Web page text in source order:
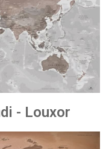
- Louxor